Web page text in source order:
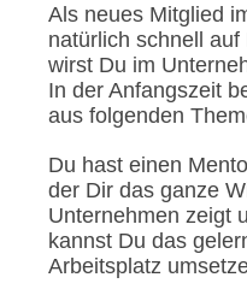
Als neues Mitglied
natürlich schnell
wirst Du im
In der Anfangszeit
aus folgenden
Du hast einen
der Dir das ganze
Unternehmen zeigt
kannst Du das
Arbeitsplatz